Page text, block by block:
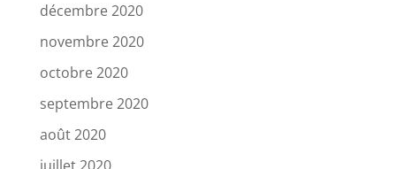
décembre 2020
novembre 2020
octobre 2020
septembre 2020
août 2020